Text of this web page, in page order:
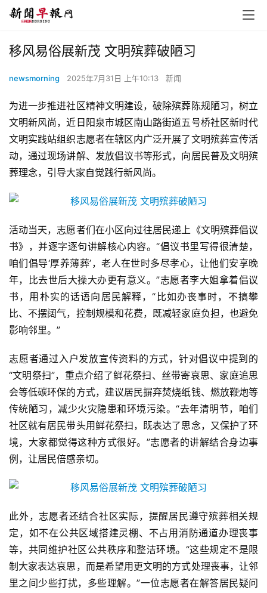
移风易俗展新茂 文明殡葬破陋习
newsmorning 2025年7月31日 上午10:13 新闻
为进一步推进社区精神文明建设，破除殡葬陈规陋习，树立
文明新风尚，近日阳泉市城区南山路街道五号桥社区新时代
文明实践站组织志愿者在辖区内广泛开展了文明殡葬宣传活
动，通过现场讲解、发放倡议书等形式，向居民普及文明殡
葬理念，引导大家自觉践行新风尚。
活动当天，志愿者们在小区向过往居民递上《文明殡葬倡议
书》，并逐字逐句讲解核心内容。“倡议书里写得很清楚，
咱们倡导‘厚养薄葬’，老人在世时多尽孝心，让他们安享晚
年，比去世后大操大办更有意义。”志愿者李大姐拿着倡议
书，用朴实的话语向居民解释，“比如办丧事时，不搞攀
比、不摆阔气，控制规模和花费，既减轻家庭负担，也避免
影响邻里。”
志愿者通过入户发放宣传资料的方式，针对倡议中提到的
“文明祭扫”，重点介绍了鲜花祭扫、丝带寄哀思、家庭追思
会等低碳环保的方式，建议居民摒弃焚烧纸钱、燃放鞭炮等
传统陋习，减少火灾隐患和环境污染。“去年清明节，咱们
社区就有居民带头用鲜花祭扫，既表达了思念，又保护了环
境，大家都觉得这种方式很好。”志愿者的讲解结合身边事
例，让居民倍感亲切。
此外，志愿者还结合社区实际，提醒居民遵守殡葬相关规
定，如不在公共区域搭建灵棚、不占用消防通道办理丧事
等，共同维护社区公共秩序和整洁环境。“这些规定不是限
制大家表达哀思，而是希望用更文明的方式处理丧事，让邻
里之间少些打扰，多些理解。”一位志愿者在解答居民疑问